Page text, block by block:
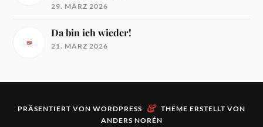
29. MÄRZ 2026
Da bin ich wieder!
21. MÄRZ 2026
PRÄSENTIERT VON WORDPRESS & THEME ERSTELLT VON
ANDERS NORÉN